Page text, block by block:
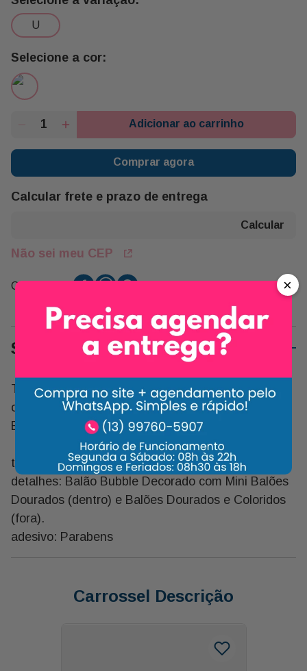
u
Adicionar ao carrinho
Comprar agora
Calcular frete e prazo de entrega
Não sei meu CEP
Compartilhe:
Sobre o Produto
Temos Certeza Que a Decoração do Seu Presente
ou Evento Ficará Inesquecível com Esse Lindo
Bubble!
tamanho: 36 Polegadas
detalhes: Balão Bubble Decorado com Mini Balões
Dourados (dentro) e Balões Dourados e Coloridos
(fora).
adesivo: Parabens
Carrossel Descrição
×